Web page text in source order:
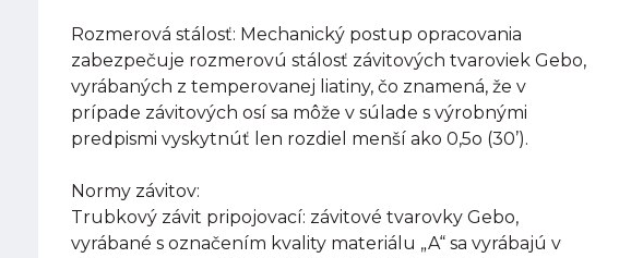
Rozmerová stálosť: Mechanický postup opracovania
zabezpečuje rozmerovú stálosť závitových tvaroviek Gebo,
vyrábaných z temperovanej liatiny, čo znamená, že v
prípade závitových osí sa môže v súlade s výrobnými
predpismi vyskytnúť len rozdiel menší ako 0,5o (30’).
Normy závitov:
Trubkový závit pripojovací: závitové tvarovky Gebo,
vyrábané s označením kvality materiálu „A“ sa vyrábajú v